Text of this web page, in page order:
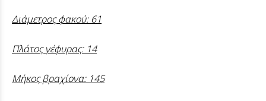
Διάμετρος φακού: 61
Πλάτος γέφυρας: 14
Μήκος βραχίονα: 145